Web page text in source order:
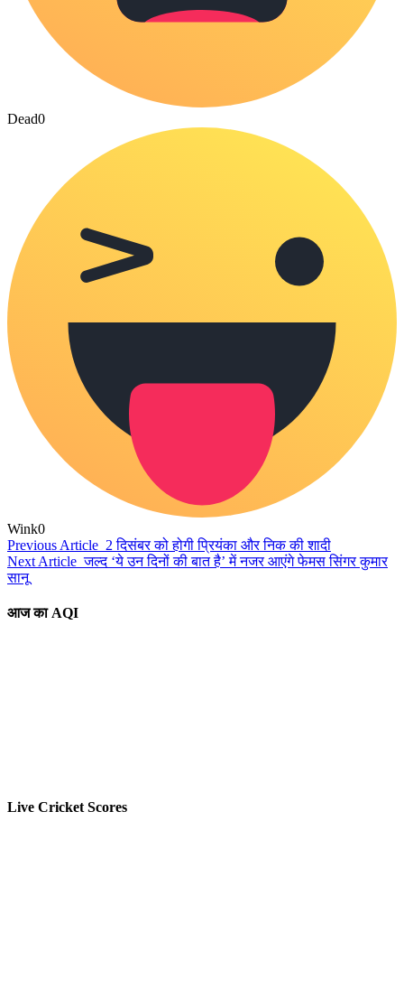
Dead0
Wink0
Previous Article 2 दिसंबर को होगी प्रियंका और निक की शादी
Next Article जल्द ‘ये उन दिनों की बात है’ में नजर आएंगे फेमस सिंगर कुमार
सानू
आज का AQI
Live Cricket Scores